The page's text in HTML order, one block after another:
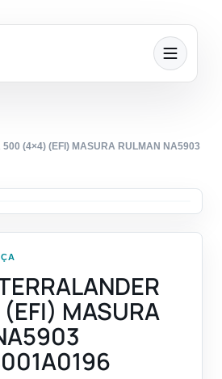
(4×4) (EFI) MASURA RULMAN NA5903
MASURA